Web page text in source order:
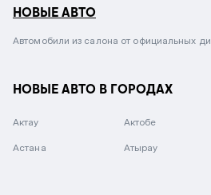
НОВЫЕ АВТО
Автомобили из салона от официальных
НОВЫЕ АВТО В ГОРОДАХ
Актау Актобе
Астана Атырау